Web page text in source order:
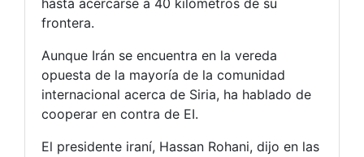
hasta acercarse a 40 kilómetros de su
frontera.
Aunque Irán se encuentra en la vereda
opuesta de la mayoría de la comunidad
internacional acerca de Siria, ha hablado de
cooperar en contra de EI.
El presidente iraní, Hassan Rohani, dijo en las